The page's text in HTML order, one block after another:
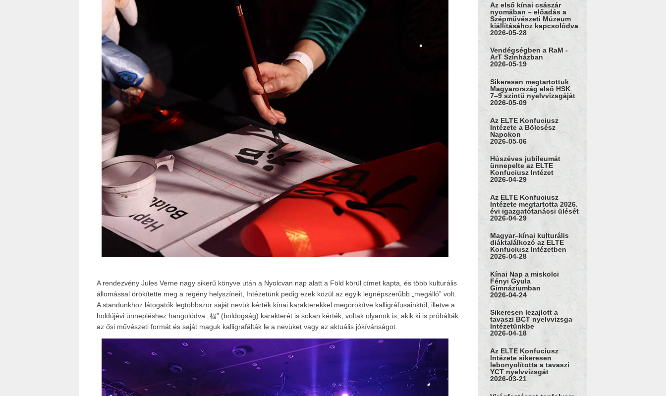
A rendezvény Jules Verne nagy sikerű könyve után a Nyolcvan nap alatt a Föld körül címet kapta, és több kulturális
állomással örökítette meg a regény helyszíneit, Intézetünk pedig ezek közül az egyik legnépszerűbb „megálló” volt.
A standunkhoz látogatók legtöbbször saját nevük kérték kínai karakterekkel megörökítve kalligráfusainktól, illetve a
holdújévi ünnepléshez hangolódva „福” (boldogság) karakterét is sokan kérték, voltak olyanok is, akik ki is próbálták
az ősi művészeti formát és saját maguk kalligrafálták le a nevüket vagy az aktuális jókívánságot.
Az első kínai császár
nyomában – előadás a
Szépművészeti Múzeum
kiállításához kapcsolódva
2026-05-28
Vendégségben a RaM -
ArT Színházban
2026-05-19
Sikeresen megtartottuk
Magyarország első HSK
7–9 színtű nyelvvizsgáját
2026-05-09
Az ELTE Konfuciusz
Intézete a Bölcsész
Napokon
2026-05-06
Húszéves jubileumát
ünnepelte az ELTE
Konfuciusz Intézet
2026-04-29
Az ELTE Konfuciusz
Intézete megtartotta 2026.
évi igazgatótanácsi ülését
2026-04-29
Magyar–kínai kulturális
diáktalálkozó az ELTE
Konfuciusz Intézetben
2026-04-28
Kínai Nap a miskolci
Fényi Gyula
Gimnáziumban
2026-04-24
Sikeresen lezajlott a
tavaszi BCT nyelvvizsga
Intézetünkbe
2026-04-18
Az ELTE Konfuciusz
Intézete sikeresen
lebonyolította a tavaszi
YCT nyelvvizsgát
2026-03-21